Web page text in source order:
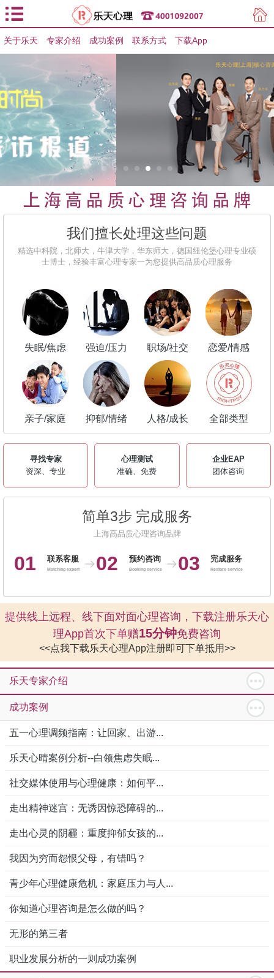
用户登录 用户注册
关于乐天 专家介绍 成功案例 联系方式 下载App
我们擅长处理这些问题
精选中科院，北师大，牛津大学，华东师大，德国纽伦堡心理专业硕
士博士，经验丰富心理专家一为您提供高品质心理服务
失眠/焦虑 强迫/压力 职场/社交 恋爱/情感
亲子/家庭 抑郁/情绪 人格/成长 全部类型
寻找专家
资深、专业
心理测试
准确、免费
企业EAP
团体咨询
简单3步 完成服务
上海高品质心理咨询品牌
01 联系客服
Matching expert 02 预约咨询
Booking service 03 完成服务
Restore service
提供线上远程、线下面对面心理咨询，下载注册乐天心
理App首次下单赠15分钟免费咨询
<<点我下载乐天心理App注册即可下单抵用>>
乐天专家介绍
成功案例
五一心理调频指南：让回家、出游...
乐天心晴案例分析--白领焦虑失眠...
社交媒体使用与心理健康：如何平...
走出精神迷宫：无诱因惊恐障碍的...
走出心灵的阴霾：重度抑郁女孩的...
我因为穷而怨恨父母，有错吗？
青少年心理健康危机：家庭压力与人...
你知道心理咨询是怎么做的吗？
无形的第三者
职业发展分析的一则成功案例